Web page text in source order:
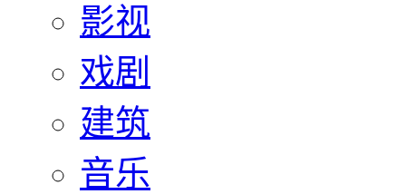
影视
戏剧
建筑
音乐